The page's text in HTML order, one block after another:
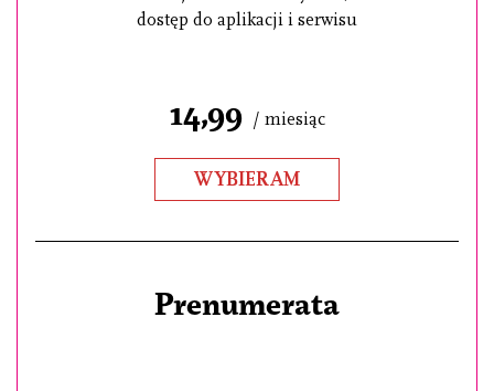
dostęp do aplikacji i serwisu
14,99 / miesiąc
WYBIERAM
Prenumerata